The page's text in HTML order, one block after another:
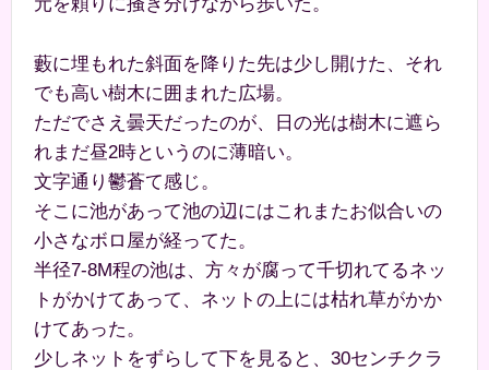
藪に埋もれた斜面を降りた先は少し開けた、それ
でも高い樹木に囲まれた広場。
ただでさえ曇天だったのが、日の光は樹木に遮ら
れまだ昼2時というのに薄暗い。
文字通り鬱蒼て感じ。
そこに池があって池の辺にはこれまたお似合いの
小さなボロ屋が経ってた。
半径7-8M程の池は、方々が腐って千切れてるネッ
トがかけてあって、ネットの上には枯れ草がかか
けてあった。
少しネットをずらして下を見ると、30センチクラ